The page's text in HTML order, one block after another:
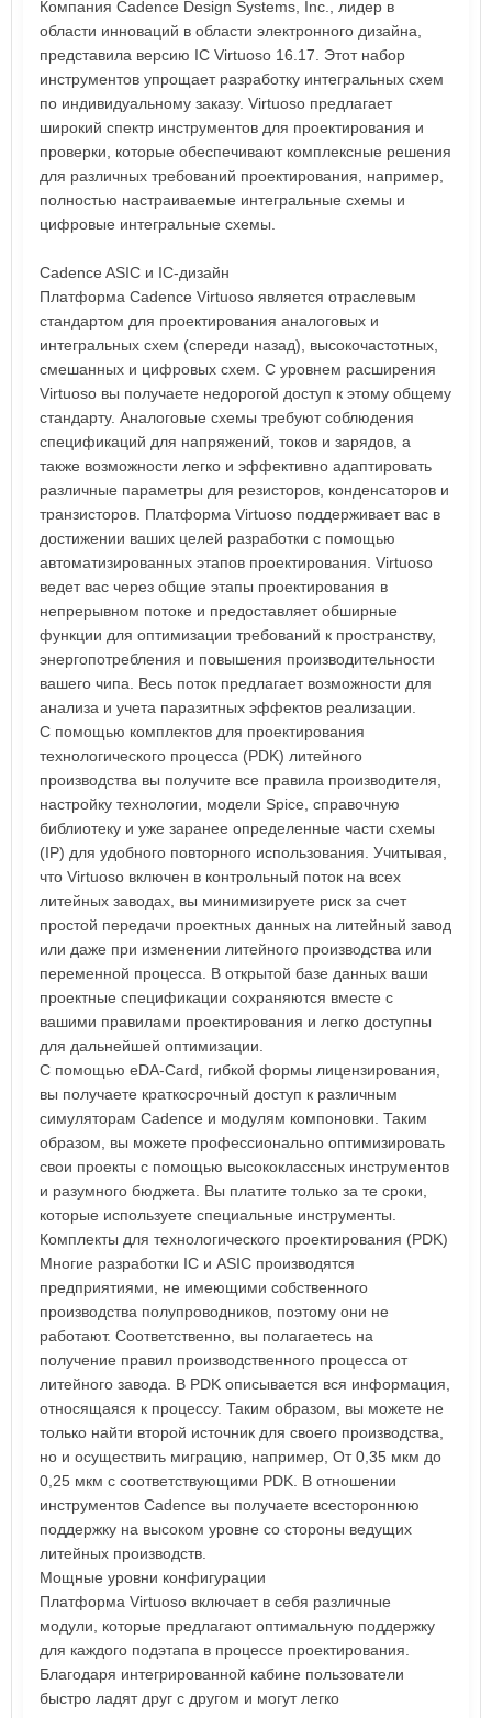
Компания Cadence Design Systems, Inc., лидер в
области инноваций в области электронного дизайна,
представила версию IC Virtuoso 16.17. Этот набор
инструментов упрощает разработку интегральных схем
по индивидуальному заказу. Virtuoso предлагает
широкий спектр инструментов для проектирования и
проверки, которые обеспечивают комплексные решения
для различных требований проектирования, например,
полностью настраиваемые интегральные схемы и
цифровые интегральные схемы.
Cadence ASIC и IC-дизайн
Платформа Cadence Virtuoso является отраслевым
стандартом для проектирования аналоговых и
интегральных схем (спереди назад), высокочастотных,
смешанных и цифровых схем. С уровнем расширения
Virtuoso вы получаете недорогой доступ к этому общему
стандарту. Аналоговые схемы требуют соблюдения
спецификаций для напряжений, токов и зарядов, а
также возможности легко и эффективно адаптировать
различные параметры для резисторов, конденсаторов и
транзисторов. Платформа Virtuoso поддерживает вас в
достижении ваших целей разработки с помощью
автоматизированных этапов проектирования. Virtuoso
ведет вас через общие этапы проектирования в
непрерывном потоке и предоставляет обширные
функции для оптимизации требований к пространству,
энергопотребления и повышения производительности
вашего чипа. Весь поток предлагает возможности для
анализа и учета паразитных эффектов реализации.
С помощью комплектов для проектирования
технологического процесса (PDK) литейного
производства вы получите все правила производителя,
настройку технологии, модели Spice, справочную
библиотеку и уже заранее определенные части схемы
(IP) для удобного повторного использования. Учитывая,
что Virtuoso включен в контрольный поток на всех
литейных заводах, вы минимизируете риск за счет
простой передачи проектных данных на литейный завод
или даже при изменении литейного производства или
переменной процесса. В открытой базе данных ваши
проектные спецификации сохраняются вместе с
вашими правилами проектирования и легко доступны
для дальнейшей оптимизации.
С помощью eDA-Card, гибкой формы лицензирования,
вы получаете краткосрочный доступ к различным
симуляторам Cadence и модулям компоновки. Таким
образом, вы можете профессионально оптимизировать
свои проекты с помощью высококлассных инструментов
и разумного бюджета. Вы платите только за те сроки,
которые используете специальные инструменты.
Комплекты для технологического проектирования (PDK)
Многие разработки IC и ASIC производятся
предприятиями, не имеющими собственного
производства полупроводников, поэтому они не
работают. Соответственно, вы полагаетесь на
получение правил производственного процесса от
литейного завода. В PDK описывается вся информация,
относящаяся к процессу. Таким образом, вы можете не
только найти второй источник для своего производства,
но и осуществить миграцию, например, От 0,35 мкм до
0,25 мкм с соответствующими PDK. В отношении
инструментов Cadence вы получаете всестороннюю
поддержку на высоком уровне со стороны ведущих
литейных производств.
Мощные уровни конфигурации
Платформа Virtuoso включает в себя различные
модули, которые предлагают оптимальную поддержку
для каждого подэтапа в процессе проектирования.
Благодаря интегрированной кабине пользователи
быстро ладят друг с другом и могут легко